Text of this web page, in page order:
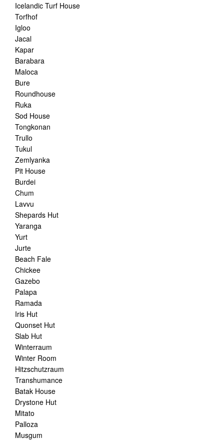
Icelandic Turf House
Torfhof
Igloo
Jacal
Kapar
Barabara
Maloca
Bure
Roundhouse
Ruka
Sod House
Tongkonan
Trullo
Tukul
Zemlyanka
Pit House
Burdei
Chum
Lavvu
Shepards Hut
Yaranga
Yurt
Jurte
Beach Fale
Chickee
Gazebo
Palapa
Ramada
Iris Hut
Quonset Hut
Slab Hut
Winterraum
Winter Room
Hitzschutzraum
Transhumance
Batak House
Drystone Hut
Mitato
Palloza
Musgum